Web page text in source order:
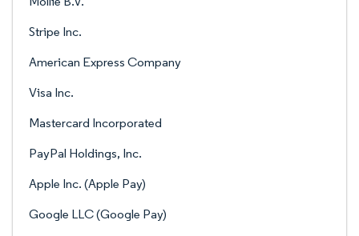
Stripe Inc.
American Express Company
Visa Inc.
Mastercard Incorporated
PayPal Holdings, Inc.
Apple Inc. (Apple Pay)
Google LLC (Google Pay)